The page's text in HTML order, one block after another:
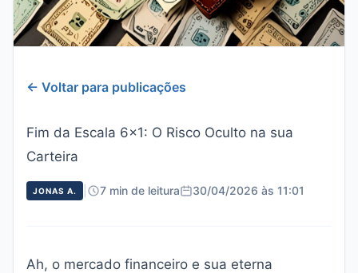
← Voltar para publicações
Fim da Escala 6x1: O Risco Oculto na sua
Carteira
JONAS A. 7 min de leitura 30/04/2026 às 11:01
Ah, o mercado financeiro e sua eterna